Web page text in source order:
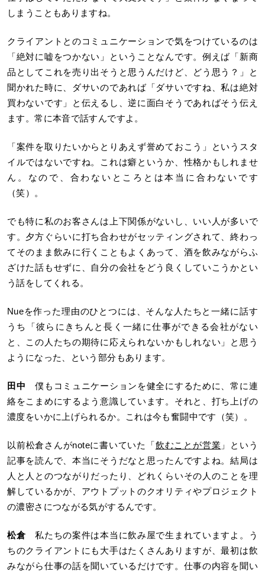
しまうこともありますね。
クライアントとのコミュニケーションで気をつけているのは
「絶対に嘘をつかない」ということなんです。例えば「新商
品としてこれを売り出そうと思うんだけど、どう思う？」と
聞かれた時に、ダサいのであれば「ダサいですね、私は絶対
買わないです」と伝えるし、逆に面白そうであればそう伝え
ます。常に本音で話すんですよ。
「案件を取りたいからとりあえず誉めておこう」というスタ
イルではないですね。これは癖というか、性格かもしれませ
ん。なので、合わないところとは本当に合わないです
（笑）。
でも特に私のお客さんは上下関係がないし、いい人が多いで
す。夕方ぐらいに打ち合わせがセッティングされて、終わっ
てそのまま飲みに行くこともよくあって、酒を飲みながらふ
ざけた話もせずに、自分の会社をどう良くしていこうかとい
う話をしてくれる。
Nueを作った理由のひとつには、そんな人たちと一緒に話す
うち「彼らにきちんと長く一緒に仕事ができる会社がない
と、この人たちの期待に応えられないかもしれない」と思う
ようになった、という部分もあります。
田中 僕もコミュニケーションを健全にするために、常に連
絡をこまめにするよう意識しています。それと、打ち上げの
濃度をいかに上げられるか。これは今も奮闘中です（笑）。
以前松倉さんがnoteに書いていた「飲むことが営業 」という
記事を読んで、本当にそうだなと思ったんですよね。結局は
人と人とのつながりだったり、どれくらいその人のことを理
解しているかが、アウトプットのクオリティやプロジェクト
の濃密さにつながる気がするんです。
松倉私たちの案件は本当に飲み屋で生まれていますよ。う
ちのクライアントにも大手はたくさんありますが、最初は飲
みながら仕事の話を聞いているだけです。仕事の内容を聞い